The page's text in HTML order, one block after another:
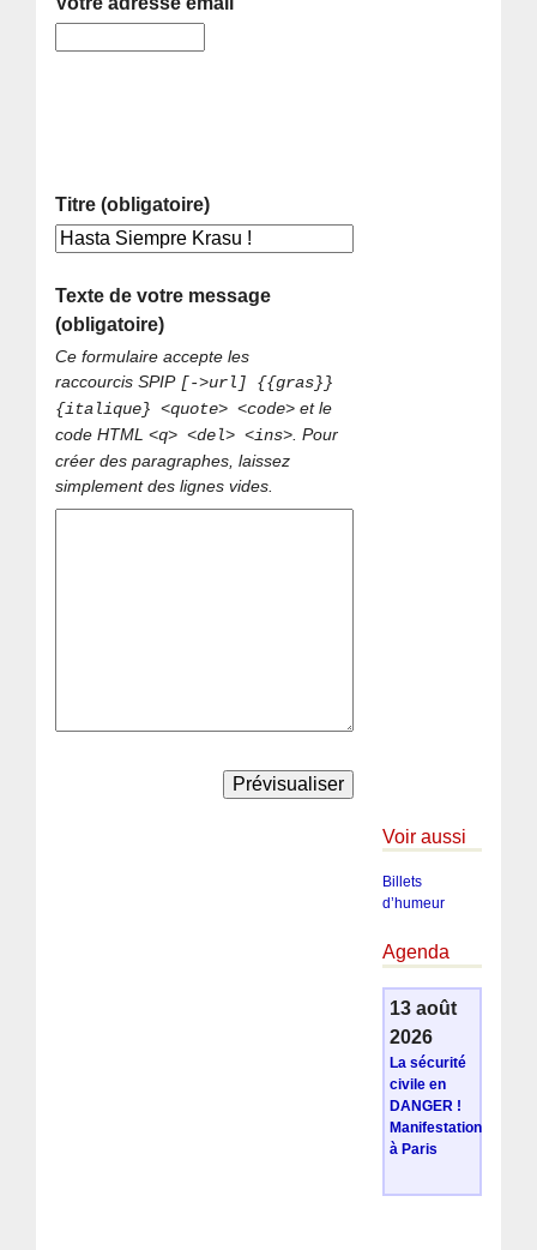
Titre (obligatoire)
Texte de votre message
(obligatoire)
Ce formulaire accepte les
raccourcis SPIP [->url] {{gras}}
{italique} <quote> <code> et le
code HTML<q> <del> <ins>. Pour
créer des paragraphes, laissez
simplement des lignes vides.
Voir aussi
Billets
d’humeur
Agenda
13 août
2026
La sécurité
civile en
DANGER !
Manifestation
à Paris